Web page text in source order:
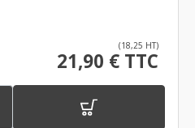
(18,25 HT)
21,90 € TTC